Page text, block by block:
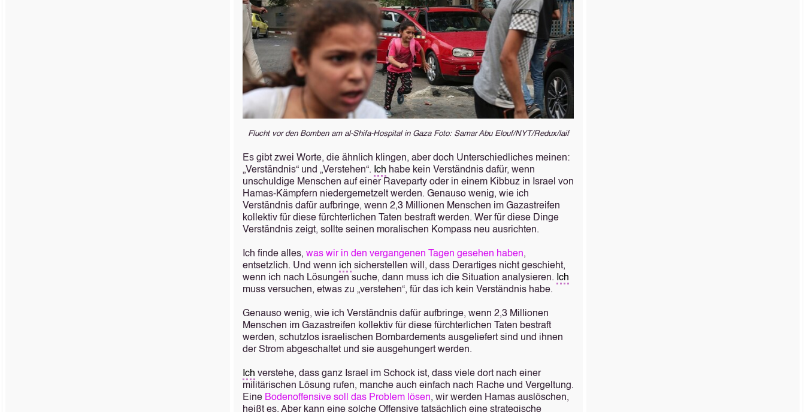
Flucht vor den Bomben am al-Shifa-Hospital in Gaza Foto: Samar Abu Elouf/NYT/Redux/laif
Es gibt zwei Worte, die ähnlich klingen, aber doch Unterschiedliches meinen:
„Verständnis“ und „Verstehen“. Ich habe kein Verständnis dafür, wenn
unschuldige Menschen auf einer Raveparty oder in einem Kibbuz in Israel von
Hamas-Kämpfern niedergemetzelt werden. Genauso wenig, wie ich
Verständnis dafür aufbringe, wenn 2,3 Millionen Menschen im Gazastreifen
kollektiv für diese fürchterlichen Taten bestraft werden. Wer für diese Dinge
Verständnis zeigt, sollte seinen moralischen Kompass neu ausrichten.
Ich finde alles,was wir in den vergangenen Tagen gesehen haben,
entsetzlich. Und wenn ich sicherstellen will, dass Derartiges nicht geschieht,
wenn ich nach Lösungen suche, dann muss ich die Situation analysieren. Ich
muss versuchen, etwas zu „verstehen“, für das ich kein Verständnis habe.
Genauso wenig, wie ich Verständnis dafür aufbringe, wenn 2,3 Millionen
Menschen im Gazastreifen kollektiv für diese fürchterlichen Taten bestraft
werden, schutzlos israelischen Bombardements ausgeliefert sind und ihnen
der Strom abgeschaltet und sie ausgehungert werden.
Ich verstehe, dass ganz Israel im Schock ist, dass viele dort nach einer
militärischen Lösung rufen, manche auch einfach nach Rache und Vergeltung.
Eine Bodenoffensive soll das Problem lösen, wir werden Hamas auslöschen,
heißt es. Aber kann eine solche Offensive tatsächlich eine strategische